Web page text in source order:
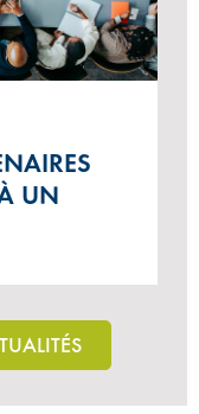
UN